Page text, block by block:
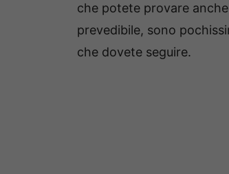
che potete provare
prevedibile, sono
che dovete seguire.